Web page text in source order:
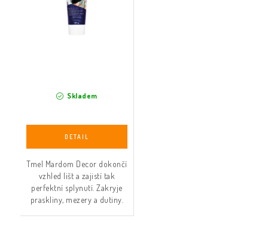
Skladem
Tmel Mardom Decor dokončí
vzhled lišt a zajistí tak
perfektní splynutí. Zakryje
praskliny, mezery a dutiny.